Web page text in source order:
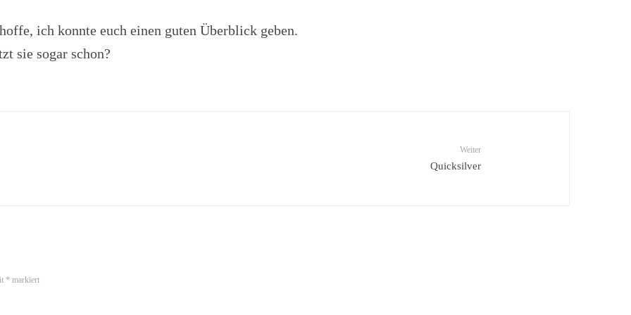
ich konnte euch einen guten Überblick geben.
sie sogar schon?
Weiter
Quicksilver
* markiert